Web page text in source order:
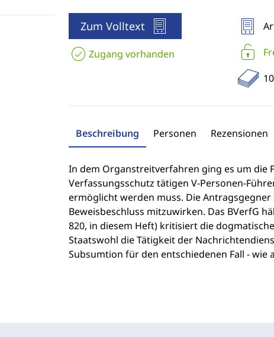
Zum Volltext
Zugang vorhanden
Beschreibung Personen Rezensionen
In dem Organstreitverfahren ging es um die
Verfassungsschutz tätigen V-Personen-
ermöglicht werden muss. Die
Beweisbeschluss mitzuwirken. Das BVerfG
820, in diesem Heft) kritisiert die
Staatswohl die Tätigkeit der
Subsumtion für den entschiedenen Fall -